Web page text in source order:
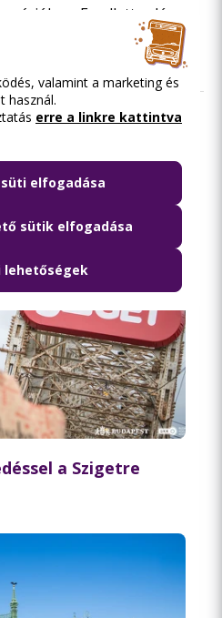
Emellett valós
változások is
alkalmazásában.
a Szigetre
valamint a marketing és
használ.
erre a linkre kattintva
elfogadása
sütik elfogadása
lehetőségek